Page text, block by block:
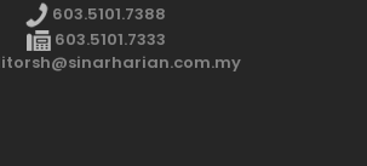
603.5101.7388
603.5101.7333